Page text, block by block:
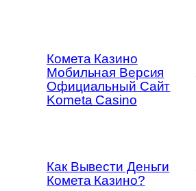
Комета Казино
Мобильная Версия
Официальный Сайт
Kometa Casino
Как Вывести Деньги
Комета Казино?